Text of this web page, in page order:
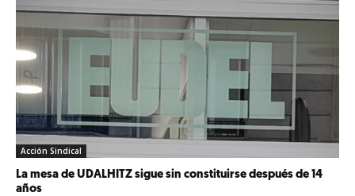
Acción Sindical
La mesa de UDALHITZ sigue sin constituirse después de 14
años